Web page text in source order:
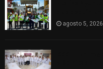
agosto 5, 2026